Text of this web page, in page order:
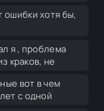
хотя бы,
я , проблема
краков, не
вот в чем
с одной